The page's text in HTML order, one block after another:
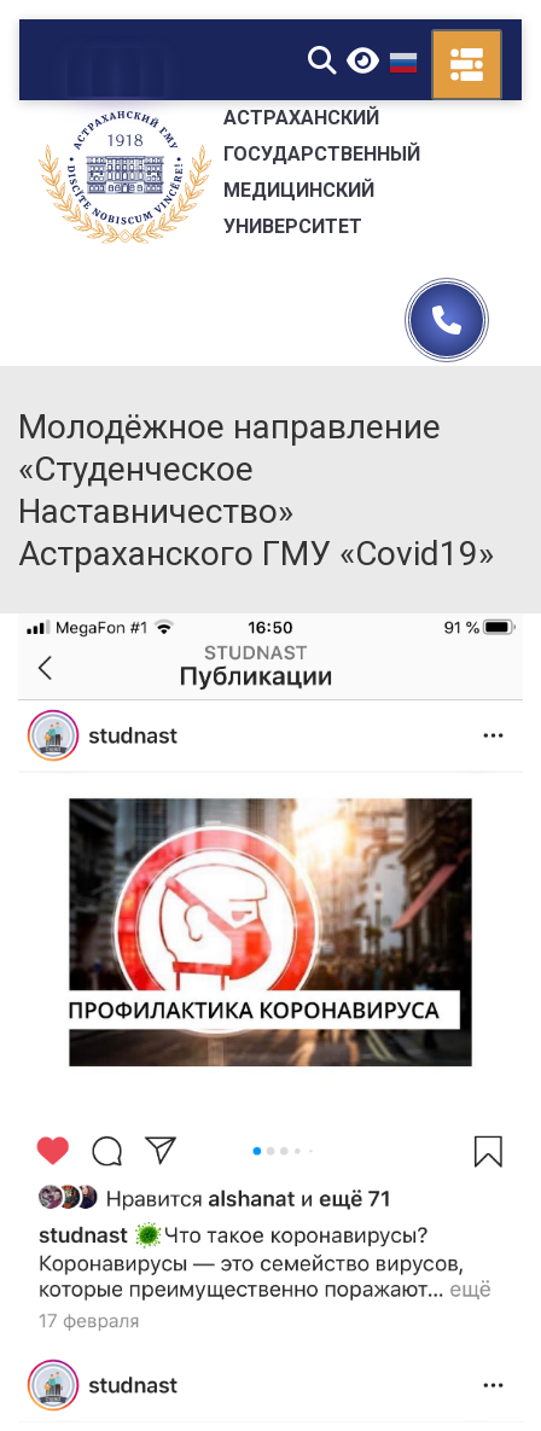
▼
АСТРАХАНСКИЙ
ГОСУДАРСТВЕННЫЙ
МЕДИЦИНСКИЙ
УНИВЕРСИТЕТ
Молодёжное направление
«Студенческое
Наставничество»
Астраханского ГМУ «Covid19»